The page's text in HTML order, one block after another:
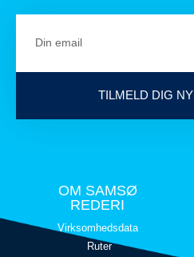
TILMELD DIG
OM SAMSØ
REDERI
Virksomhedsdata
Ruter